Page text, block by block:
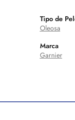
Tipo de
Oleosa
Marca
Garnier